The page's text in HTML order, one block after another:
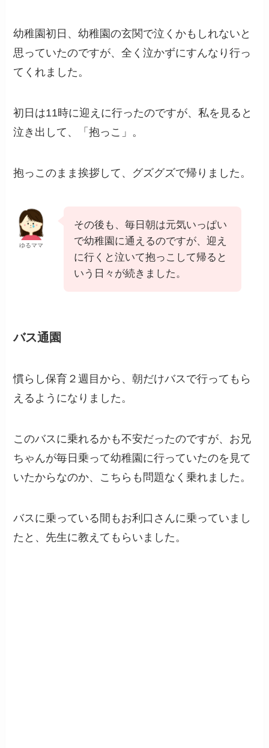
幼稚園初日、幼稚園の玄関で泣くかもしれないと
思っていたのですが、全く泣かずにすんなり行っ
てくれました。
初日は11時に迎えに行ったのですが、私を見ると
泣き出して、「抱っこ」。
抱っこのまま挨拶して、グズグズで帰りました。
ゆるママ
その後も、毎日朝は元気いっぱい
で幼稚園に通えるのですが、迎え
に行くと泣いて抱っこして帰ると
いう日々が続きました。
バス通園
慣らし保育２週目から、朝だけバスで行ってもら
えるようになりました。
このバスに乗れるかも不安だったのですが、お兄
ちゃんが毎日乗って幼稚園に行っていたのを見て
いたからなのか、こちらも問題なく乗れました。
バスに乗っている間もお利口さんに乗っていまし
たと、先生に教えてもらいました。